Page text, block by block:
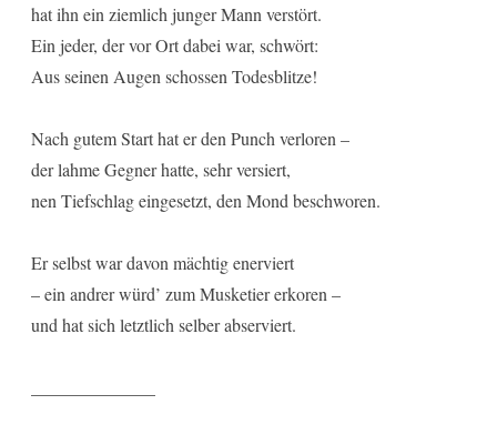
hat ihn ein ziemlich junger Mann verstört.
Ein jeder, der vor Ort dabei war, schwört:
Aus seinen Augen schossen Todesblitze!
Nach gutem Start hat er den Punch verloren –
der lahme Gegner hatte, sehr versiert,
nen Tiefschlag eingesetzt, den Mond beschworen.
Er selbst war davon mächtig enerviert
– ein andrer würd’ zum Musketier erkoren –
und hat sich letztlich selber abserviert.